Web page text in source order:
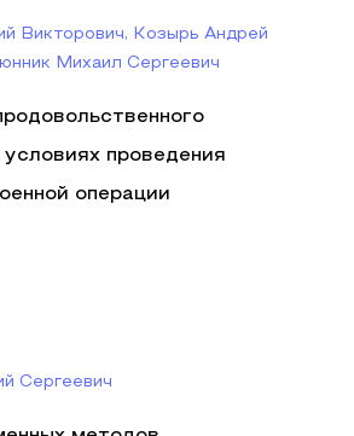
Викторович, Козырь Андрей
Михаил Сергеевич
условиях проведения
операции
Сергеевич